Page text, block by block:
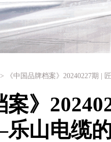
> 《中国品牌档案》20240227期 |
案》
山电缆